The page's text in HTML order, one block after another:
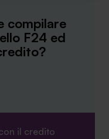
sui Cookie" qui
compilare
F24 ed
il credito